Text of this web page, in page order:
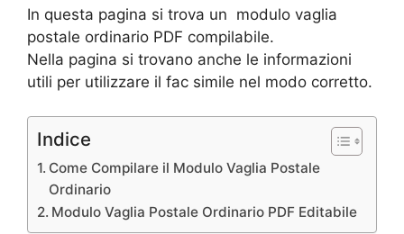
In questa pagina si trova un modulo vaglia
postale ordinario PDF compilabile.
Nella pagina si trovano anche le informazioni
utili per utilizzare il fac simile nel modo corretto.
Indice
Come Compilare il Modulo Vaglia Postale
Ordinario
Modulo Vaglia Postale Ordinario PDF Editabile